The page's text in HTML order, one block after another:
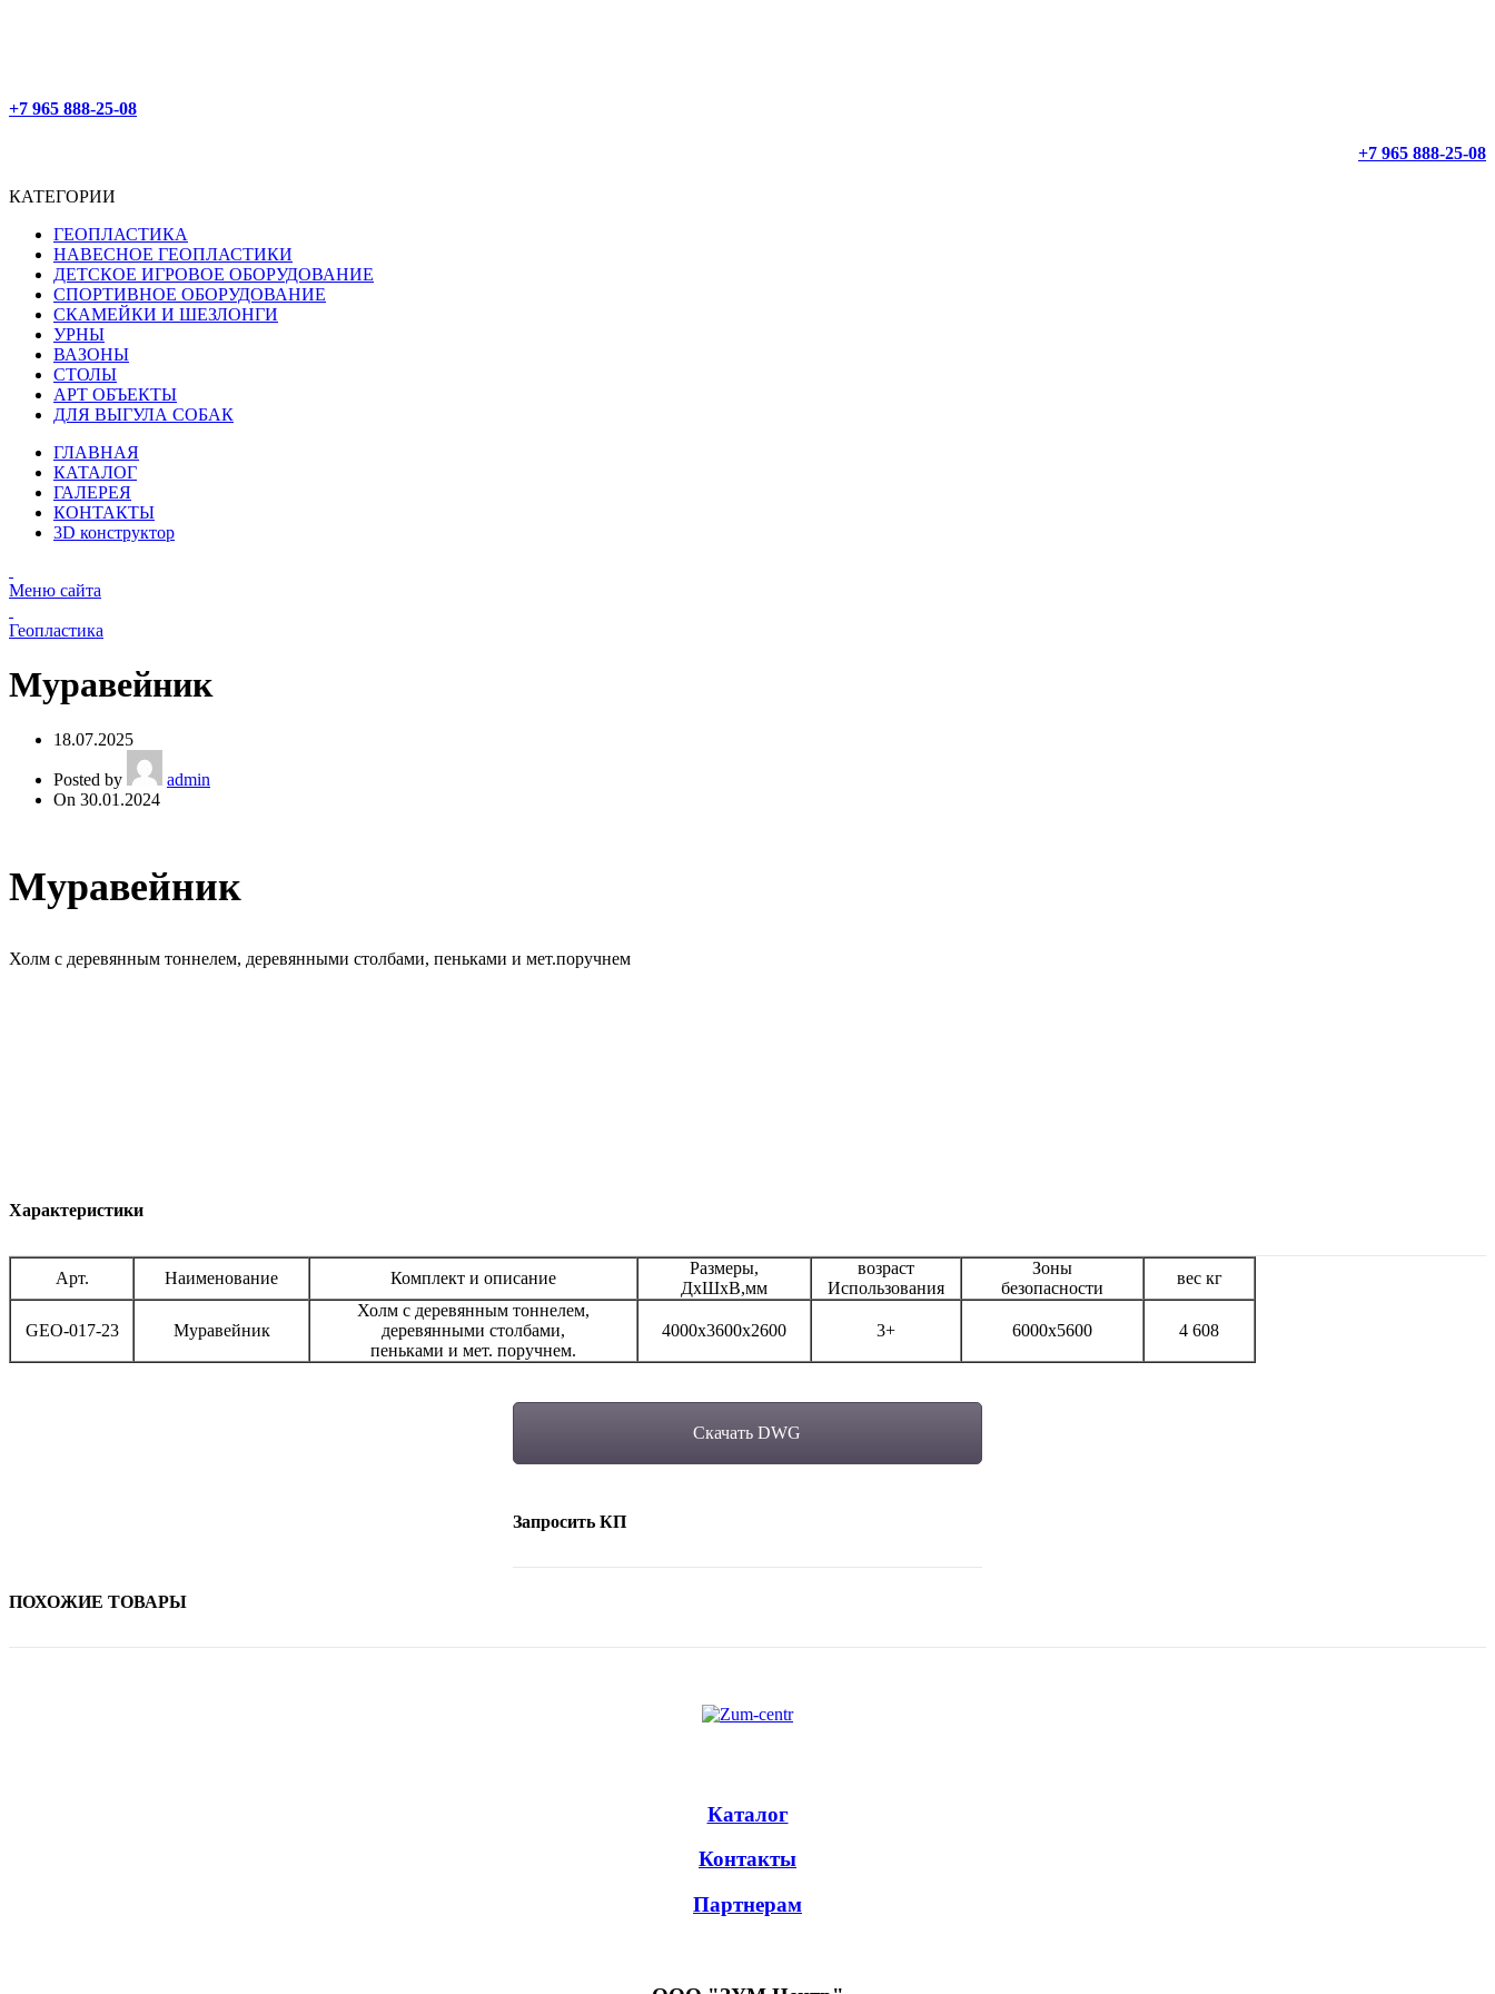
+7 965 888-25-08
+7 965 888-25-08
КАТЕГОРИИ
ГЕОПЛАСТИКА
НАВЕСНОЕ ГЕОПЛАСТИКИ
ДЕТСКОЕ ИГРОВОЕ ОБОРУДОВАНИЕ
СПОРТИВНОЕ ОБОРУДОВАНИЕ
СКАМЕЙКИ И ШЕЗЛОНГИ
УРНЫ
ВАЗОНЫ
СТОЛЫ
АРТ ОБЪЕКТЫ
ДЛЯ ВЫГУЛА СОБАК
ГЛАВНАЯ
КАТАЛОГ
ГАЛЕРЕЯ
КОНТАКТЫ
3D конструктор
Меню сайта
Геопластика
Муравейник
18.07.2025
Posted by
admin
On 30.01.2024
Муравейник
Холм с деревянным тоннелем, деревянными столбами, пеньками и мет.поручнем
Характеристики
Арт. Наименование Комплект и описание
Размеры,
ДхШхВ,мм
возраст
Использования
Зоны
безопасности
вес кг
GEO-017-23 Муравейник
Холм с деревянным тоннелем,
деревянными столбами,
пеньками и мет. поручнем.
4000х3600х2600 3+ 6000х5600 4 608
Скачать DWG
Запросить КП
ПОХОЖИЕ ТОВАРЫ
Каталог
Контакты
Партнерам